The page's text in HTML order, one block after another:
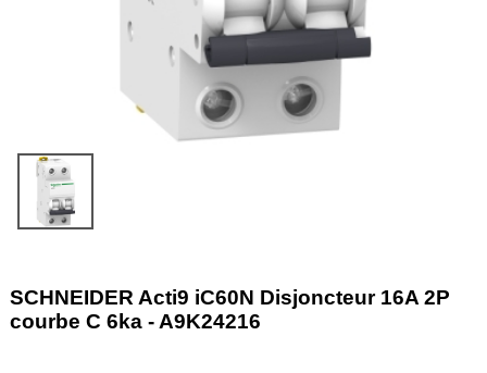
SCHNEIDER Acti9 iC60N Disjoncteur 16A 2P
courbe C 6ka - A9K24216